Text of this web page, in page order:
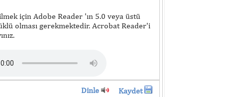
için Adobe Reader 'ın 5.0 veya üstü
olması gerekmektedir. Acrobat Reader'i
Dinle
Kaydet